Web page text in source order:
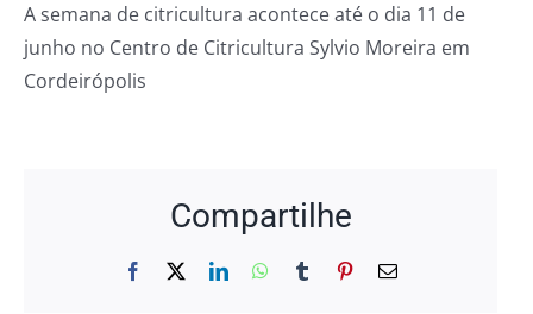
A semana de citricultura acontece até o dia 11 de
junho no Centro de Citricultura Sylvio Moreira em
Cordeirópolis
Compartilhe
Facebook LinkedInWhatsApp
Tumblr Pinterest
E-